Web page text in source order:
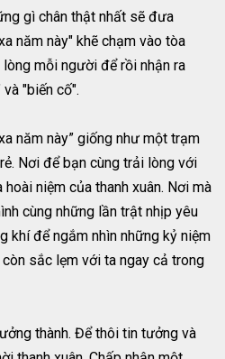
gì chân thật nhất sẽ đưa
năm này" khẽ chạm vào tòa
mỗi người để rồi nhận ra
"biến cố".
năm này” giống như một trạm
Nơi để bạn cùng trải lòng với
niệm của thanh xuân. Nơi mà
cùng những lần trật nhịp yêu
khí để ngắm nhìn những kỷ niệm
sắc lẹm với ta ngay cả trong
thành. Để thôi tin tưởng và